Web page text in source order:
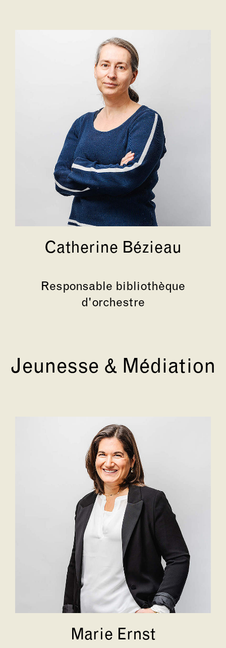
Catherine Bézieau
Responsable bibliothèque
d'orchestre
Jeunesse & Médiation
Marie Ernst